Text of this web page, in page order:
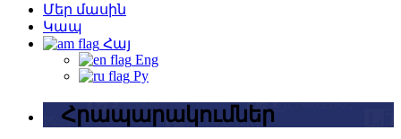
Մեր մասին
Կապ
Հայ
Eng
Ру
Հրապարակումներ